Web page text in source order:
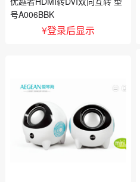
号A006BBK
¥登录后显示